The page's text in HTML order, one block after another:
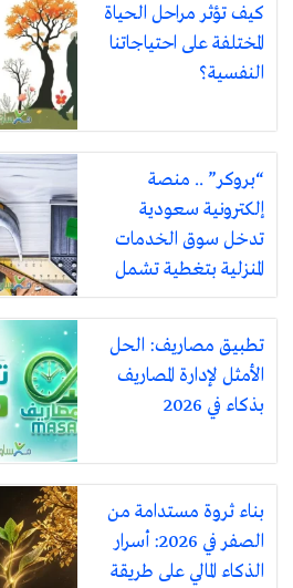
كيف تؤثر مراحل الحياة
المختلفة على احتياجاتنا
النفسية؟
“بروكر” .. منصة
إلكترونية سعودية
تدخل سوق الخدمات
المنزلية بتغطية تشمل
أكثر من ثلاثين مدينة
تطبيق مصاريف: الحل
الأمثل لإدارة المصاريف
بذكاء في 2026
بناء ثروة مستدامة من
الصفر في 2026: أسرار
الذكاء المالي على طريقة